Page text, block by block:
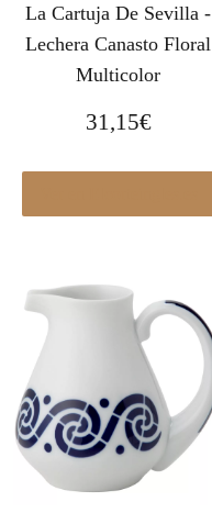
La Cartuja De Sevilla -
Lechera Canasto Floral
Multicolor
31,15€